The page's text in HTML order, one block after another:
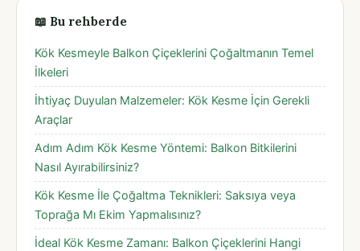
📖 Bu rehberde
Kök Kesmeyle Balkon Çiçeklerini Çoğaltmanın Temel
İlkeleri
İhtiyaç Duyulan Malzemeler: Kök Kesme İçin Gerekli
Araçlar
Adım Adım Kök Kesme Yöntemi: Balkon Bitkilerini
Nasıl Ayırabilirsiniz?
Kök Kesme İle Çoğaltma Teknikleri: Saksıya veya
Toprağa Mı Ekim Yapmalısınız?
İdeal Kök Kesme Zamanı: Balkon Çiçeklerini Hangi